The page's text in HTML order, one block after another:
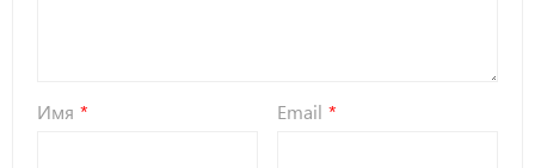
Имя Email